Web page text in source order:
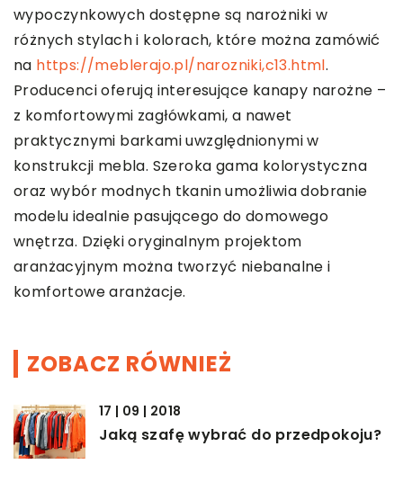
wypoczynkowych dostępne są narożniki w
różnych stylach i kolorach, które można zamówić
na https://meblerajo.pl/narozniki,c13.html.
Producenci oferują interesujące kanapy narożne –
z komfortowymi zagłówkami, a nawet
praktycznymi barkami uwzględnionymi w
konstrukcji mebla. Szeroka gama kolorystyczna
oraz wybór modnych tkanin umożliwia dobranie
modelu idealnie pasującego do domowego
wnętrza. Dzięki oryginalnym projektom
aranżacyjnym można tworzyć niebanalne i
komfortowe aranżacje.
ZOBACZ RÓWNIEŻ
17 | 09 | 2018
Jaką szafę wybrać do przedpokoju?